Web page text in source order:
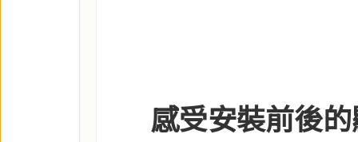
感受安裝前後